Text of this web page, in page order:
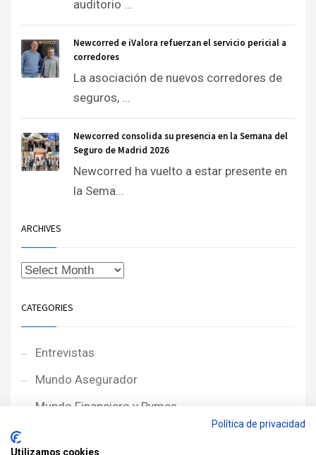
auditorio ...
Newcorred e iValora refuerzan el servicio pericial a
corredores
La asociación de nuevos corredores de
seguros, ...
Newcorred consolida su presencia en la Semana del
Seguro de Madrid 2026
Newcorred ha vuelto a estar presente en
la Sema...
ARCHIVES
CATEGORIES
Entrevistas
Mundo Asegurador
Mundo Financiero y Pymes
Política de privacidad
Utilizamos cookies